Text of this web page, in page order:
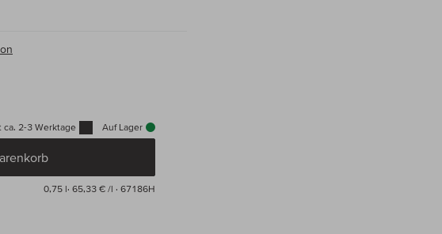
ca. 2-3 Werktage Auf Lager
0,75 l· 65,33 € /l · 67186H